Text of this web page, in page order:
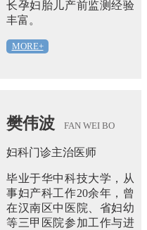
长孕妇胎儿产前监测经验
丰富。
MORE+
樊伟波 FAN WEI BO
妇科门诊主治医师
毕业于华中科技大学，从
事妇产科工作20余年，曾
在汉南区中医院、省妇幼
等三甲医院参加工作与进